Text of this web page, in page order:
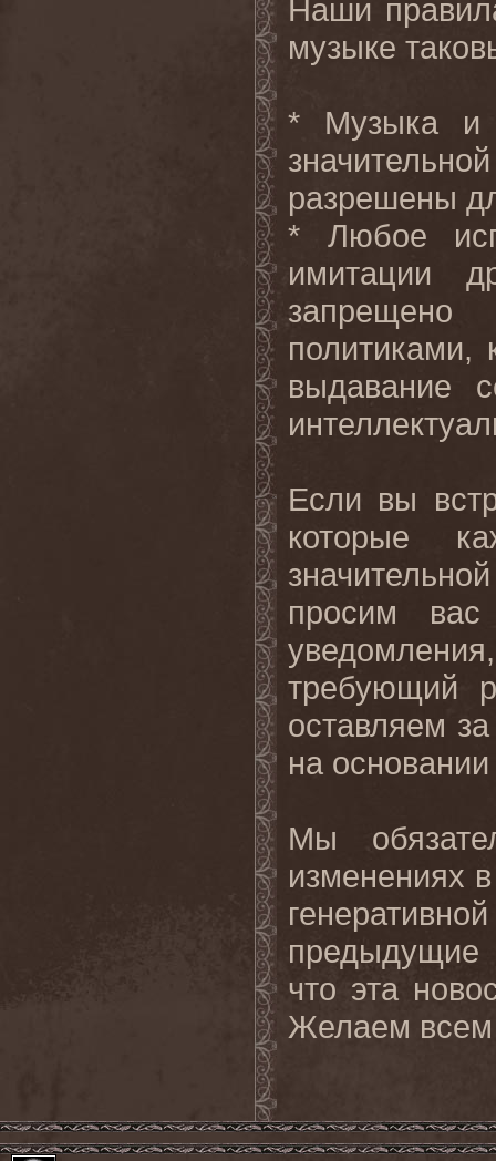
Наши
музыке
* Музыка и
разрешены
* Любое
имитации
политиками,
выдавание
Если вы
которые
просим вас
требующий
оставляем
на
Мы
изменениях
что эта
Желаем всем